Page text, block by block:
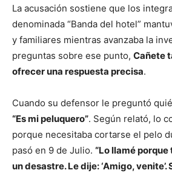
La acusación sostiene que los
denominada “Banda del hotel”
y familiares mientras avanzaba la
preguntas sobre ese punto, Cañete
ofrecer una respuesta precisa.
Cuando su defensor le preguntó
“Es mi peluquero”. Según relató, lo
porque necesitaba cortarse el pelo
pasó en 9 de Julio. “Lo llamé
un desastre. Le dije: ‘Amigo, venite’.